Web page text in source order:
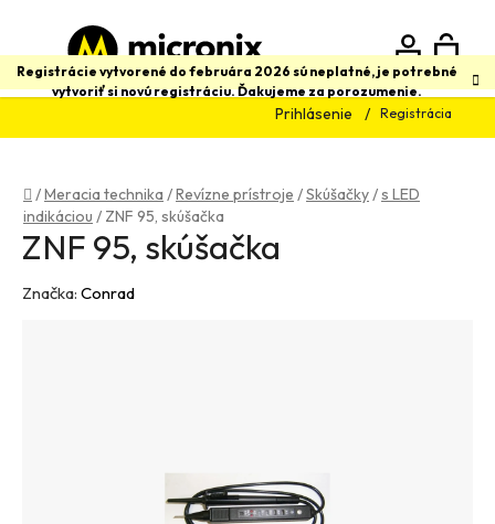
obsah
Registrácie vytvorené do februára 2026 sú neplatné, je potrebné
vytvoriť si novú registráciu. Ďakujeme za porozumenie.
Prihlásenie Registrácia
Hľadať
Domov
/Meracia technika /Revízne prístroje /Skúšačky/s LED
indikáciou / ZNF 95, skúšačka
ZNF 95, skúšačka
Značka: Conrad